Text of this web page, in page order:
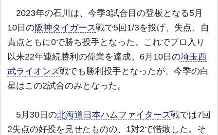
2023年の石川は、今季3試合目の登板となる5月
10日の阪神タイガース戦で5回1/3を投げ、失点、自
責点ともに0で勝ち投手となった。これでプロ入り
以来22年連続勝利の偉業を達成。6月10日の埼玉西
武ライオンズ戦でも勝利投手となったが、今季の白
星はこの2試合のみとなった。
5月30日の北海道日本ハムファイターズ戦では7回
2失点の好投を見せたものの、1対2で惜敗した。そ